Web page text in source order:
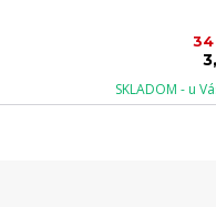
34
SKLADOM - u